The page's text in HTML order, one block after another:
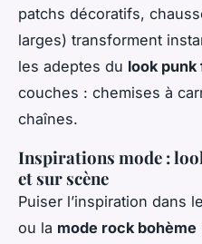
patchs décoratifs,
larges) transforment
les adeptes du look punk
couches : chemises à
chaînes.
Inspirations mode :
et sur scène
Puiser l’inspiration dans le
ou la mode rock bohème